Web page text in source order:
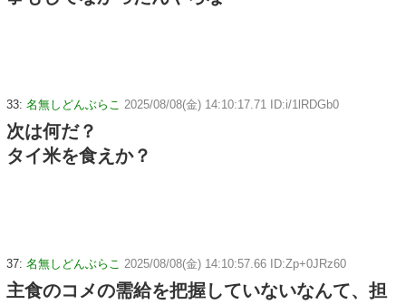
33: 名無しどんぶらこ 2025/08/08(金) 14:10:17.71 ID:i/1lRDGb0
次は何だ？
タイ米を食えか？
37: 名無しどんぶらこ 2025/08/08(金) 14:10:57.66 ID:Zp+0JRz60
主食のコメの需給を把握していないなんて、担